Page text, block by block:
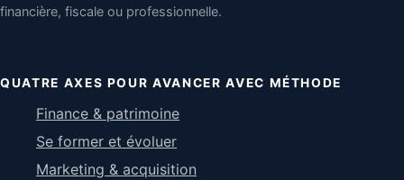
financière, fiscale ou professionnelle.
QUATRE AXES POUR AVANCER AVEC MÉTHODE
Finance & patrimoine
Se former et évoluer
Marketing & acquisition